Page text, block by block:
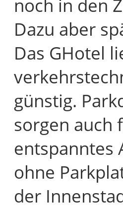
noch in den
Dazu aber
Das GHotel
günstig.
sorgen auch
entspanntes
ohne
der